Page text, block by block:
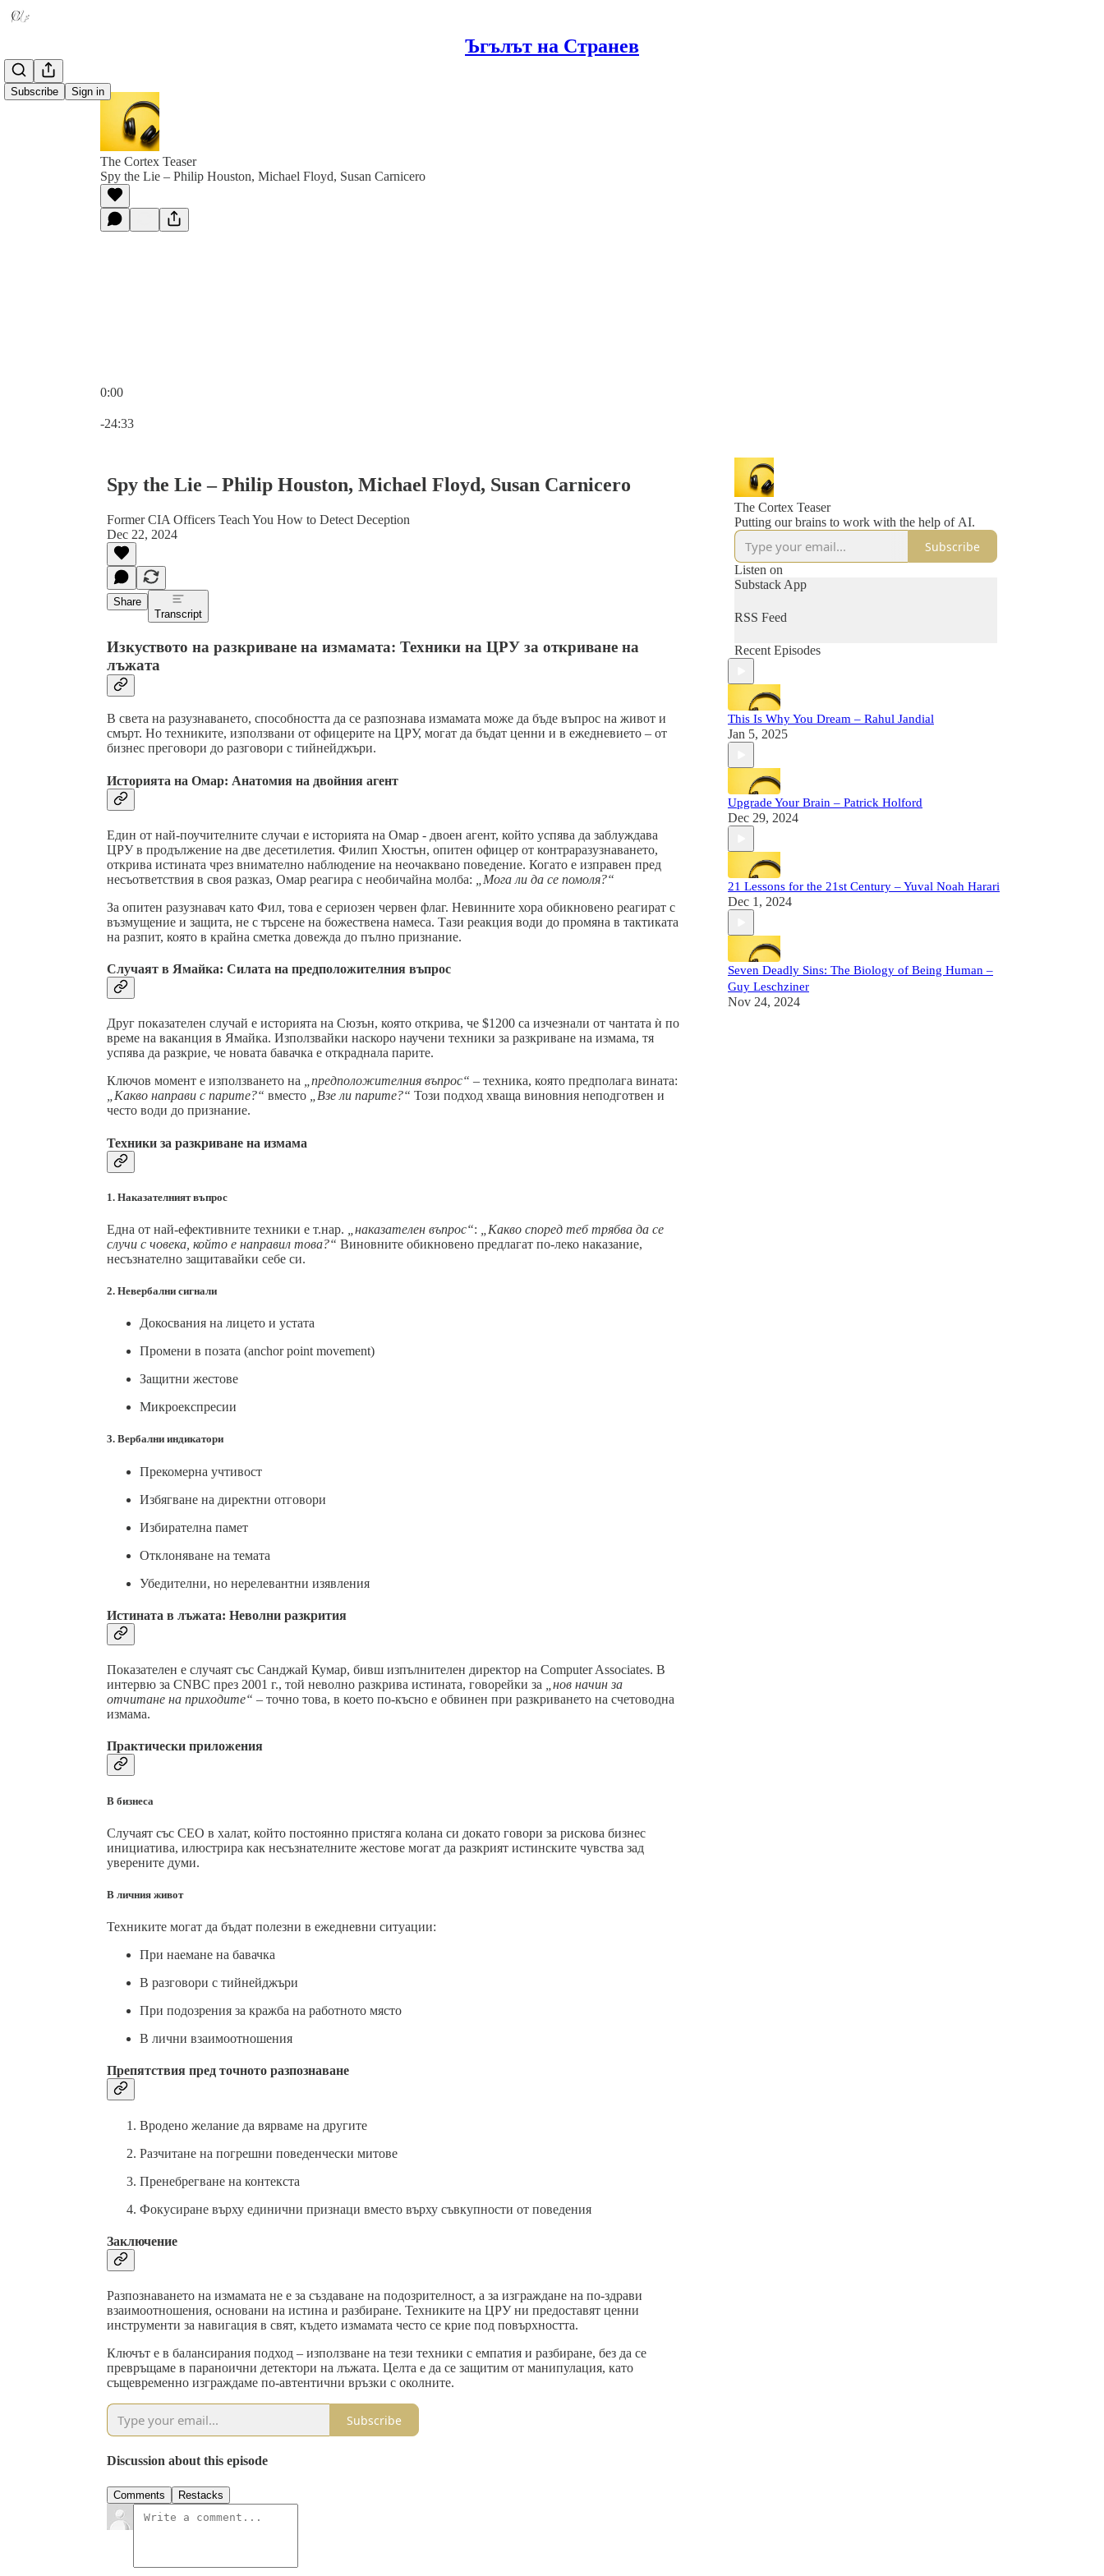
Ъгълът на Странев
Subscribe Sign in
The Cortex Teaser
Spy the Lie – Philip Houston, Michael Floyd, Susan Carnicero
0:00
-24:33
Spy the Lie – Philip Houston, Michael Floyd, Susan Carnicero
Former CIA Officers Teach You How to Detect Deception
Dec 22, 2024
Share
Transcript
Изкуството на разкриване на измамата: Техники на ЦРУ за откриване на
лъжата
В света на разузнаването, способността да се разпознава измамата може да бъде въпрос на живот и
смърт. Но техниките, използвани от офицерите на ЦРУ, могат да бъдат ценни и в ежедневието – от
бизнес преговори до разговори с тийнейджъри.
Историята на Омар: Анатомия на двойния агент
Един от най-поучителните случаи е историята на Омар - двоен агент, който успява да заблуждава
ЦРУ в продължение на две десетилетия. Филип Хюстън, опитен офицер от контраразузнаването,
открива истината чрез внимателно наблюдение на неочаквано поведение. Когато е изправен пред
несъответствия в своя разказ, Омар реагира с необичайна молба:
„Мога ли да се помоля?“
За опитен разузнавач като Фил, това е сериозен червен флаг. Невинните хора обикновено реагират с
възмущение и защита, не с търсене на божествена намеса. Тази реакция води до промяна в тактиката
на разпит, която в крайна сметка довежда до пълно признание.
Случаят в Ямайка: Силата на предположителния въпрос
Друг показателен случай е историята на Сюзън, която открива, че $1200 са изчезнали от чантата ѝ по
време на ваканция в Ямайка. Използвайки наскоро научени техники за разкриване на измама, тя
успява да разкрие, че новата бавачка е откраднала парите.
Ключов момент е използването на
„предположителния въпрос“ – техника, която предполага вината:
„Какво направи с парите?“ вместо „Взе ли парите?“ Този подход хваща виновния неподготвен и
често води до признание.
Техники за разкриване на измама
1. Наказателният въпрос
Една от най-ефективните техники е т.нар. „наказателен въпрос“:
„Какво според теб трябва да се
случи с човека, който е направил това?“ Виновните обикновено предлагат по-леко наказание,
несъзнателно защитавайки себе си.
2. Невербални сигнали
Докосвания на лицето и устата
Промени в позата (anchor point movement)
Защитни жестове
Микроекспресии
3. Вербални индикатори
Прекомерна учтивост
Избягване на директни отговори
Избирателна памет
Отклоняване на темата
Убедителни, но нерелевантни изявления
Истината в лъжата: Неволни разкрития
Показателен е случаят със Санджай Кумар, бивш изпълнителен директор на Computer Associates. В
интервю за CNBC през 2001 г., той неволно разкрива истината, говорейки за
„нов начин за
отчитане на приходите“ – точно това, в което по-късно е обвинен при разкриването на счетоводна
измама.
Практически приложения
В бизнеса
Случаят със CEO в халат, който постоянно пристяга колана си докато говори за рискова бизнес
инициатива, илюстрира как несъзнателните жестове могат да разкрият истинските чувства зад
уверените думи.
В личния живот
Техниките могат да бъдат полезни в ежедневни ситуации:
При наемане на бавачка
В разговори с тийнейджъри
При подозрения за кражба на работното място
В лични взаимоотношения
Препятствия пред точното разпознаване
Вродено желание да вярваме на другите
Разчитане на погрешни поведенчески митове
Пренебрегване на контекста
Фокусиране върху единични признаци вместо върху съвкупности от поведения
Заключение
Разпознаването на измамата не е за създаване на подозрителност, а за изграждане на по-здрави
взаимоотношения, основани на истина и разбиране. Техниките на ЦРУ ни предоставят ценни
инструменти за навигация в свят, където измамата често се крие под повърхността.
Ключът е в балансирания подход – използване на тези техники с емпатия и разбиране, без да се
превръщаме в параноични детектори на лъжата. Целта е да се защитим от манипулация, като
същевременно изграждаме по-автентични връзки с околните.
Subscribe
Discussion about this episode
Comments Restacks
The Cortex Teaser
Putting our brains to work with the help of AI.
Subscribe
Listen on
Substack App
RSS Feed
Recent Episodes
This Is Why You Dream – Rahul Jandial
Jan 5, 2025
Upgrade Your Brain – Patrick Holford
Dec 29, 2024
21 Lessons for the 21st Century – Yuval Noah Harari
Dec 1, 2024
Seven Deadly Sins: The Biology of Being Human –
Guy Leschziner
Nov 24, 2024